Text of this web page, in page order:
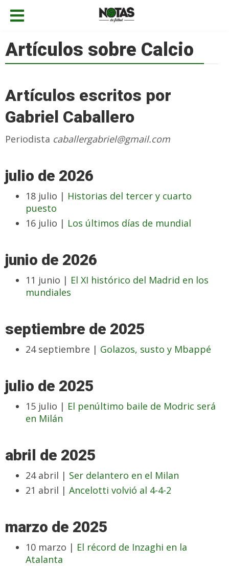
Artículos sobre Calcio
Artículos escritos por
Gabriel Caballero
Periodista caballergabriel@gmail.com
julio de 2026
18 julio | Historias del tercer y cuarto
puesto
16 julio | Los últimos días de mundial
junio de 2026
11 junio | El XI histórico del Madrid en los
mundiales
septiembre de 2025
24 septiembre | Golazos, susto y Mbappé
julio de 2025
15 julio | El penúltimo baile de Modric será
en Milán
abril de 2025
24 abril | Ser delantero en el Milan
21 abril | Ancelotti volvió al 4-4-2
marzo de 2025
10 marzo | El récord de Inzaghi en la
Atalanta